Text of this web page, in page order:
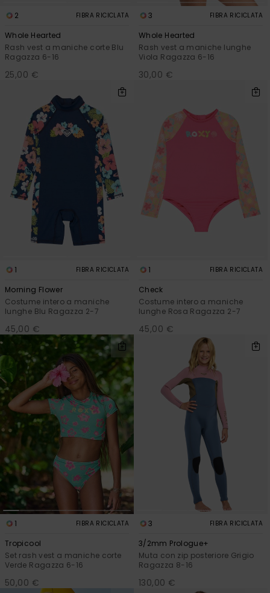
2 FIBRA RICICLATA
Whole Hearted
Rash vest a maniche corte Blu
Ragazza 6-16
25,00 €
3 FIBRA RICICLATA
Whole Hearted
Rash vest a maniche lunghe
Viola Ragazza 6-16
30,00 €
1 FIBRA RICICLATA
Morning Flower
Costume intero a maniche
lunghe Blu Ragazza 2-7
45,00 €
1 FIBRA RICICLATA
Check
Costume intero a maniche
lunghe Rosa Ragazza 2-7
45,00 €
1 FIBRA RICICLATA
Tropicool
Set rash vest a maniche corte
Verde Ragazza 6-16
50,00 €
3 FIBRA RICICLATA
3/2mm Prologue+
Muta con zip posteriore Grigio
Ragazza 8-16
130,00 €